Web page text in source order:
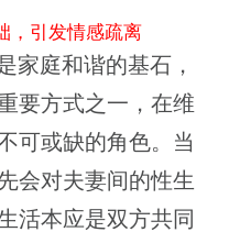
，引发情感疏离
家庭和谐的基石，
要方式之一，在维
可或缺的角色。当
会对夫妻间的性生
活本应是双方共同